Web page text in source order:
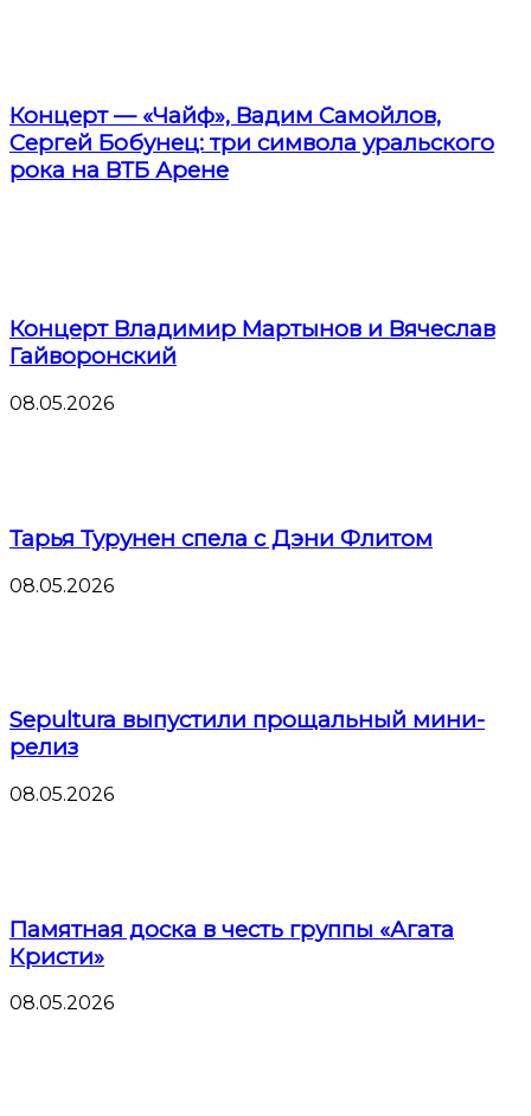
Концерт — «Чайф», Вадим Самойлов,
Сергей Бобунец: три символа уральского
рока на ВТБ Арене
Концерт Владимир Мартынов и Вячеслав
Гайворонский
08.05.2026
Тарья Турунен спела с Дэни Флитом
08.05.2026
Sepultura выпустили прощальный мини-
релиз
08.05.2026
Памятная доска в честь группы «Агата
Кристи»
08.05.2026